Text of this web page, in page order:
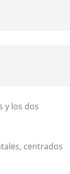
y los dos
centrados